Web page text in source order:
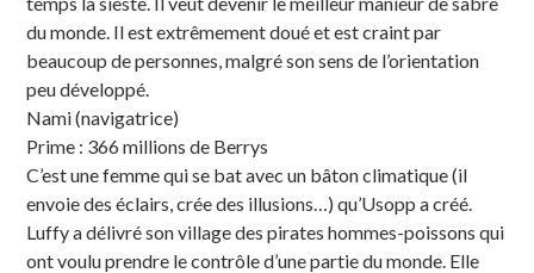
du monde. Il est extrêmement doué et est craint par
beaucoup de personnes, malgré son sens de l’orientation
peu développé.
Nami (navigatrice)
Prime : 366 millions de Berrys
C’est une femme qui se bat avec un bâton climatique (il
envoie des éclairs, crée des illusions…) qu’Usopp a créé.
Luffy a délivré son village des pirates hommes-poissons qui
ont voulu prendre le contrôle d’une partie du monde. Elle